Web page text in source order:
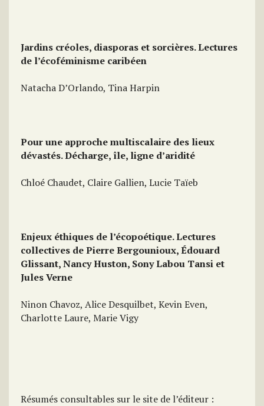
Jardins créoles, diasporas et sorcières. Lectures
de l’écoféminisme caribéen
Natacha D’Orlando, Tina Harpin
Pour une approche multiscalaire des lieux
dévastés. Décharge, île, ligne d’aridité
Chloé Chaudet, Claire Gallien, Lucie Taïeb
Enjeux éthiques de l’écopoétique. Lectures
collectives de Pierre Bergounioux, Édouard
Glissant, Nancy Huston, Sony Labou Tansi et
Jules Verne
Ninon Chavoz, Alice Desquilbet, Kevin Even,
Charlotte Laure, Marie Vigy
Résumés consultables sur le site de l’éditeur :